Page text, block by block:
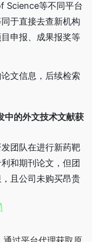
Science等不同平台
于直接去查新机构
申报、成果报奖等
文信息，后续检索
中的外文技术文献获
团队在进行新药靶
和期刊论文，但团
且公司未购买昂贵